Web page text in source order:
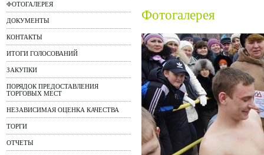
ФОТОГАЛЕРЕЯ
ДОКУМЕНТЫ
КОНТАКТЫ
ИТОГИ ГОЛОСОВАНИЙ
ЗАКУПКИ
ПОРЯДОК ПРЕДОСТАВЛЕНИЯ
ТОРГОВЫХ МЕСТ
НЕЗАВИСИМАЯ ОЦЕНКА КАЧЕСТВА
ТОРГИ
ОТЧЕТЫ
Фотогалерея